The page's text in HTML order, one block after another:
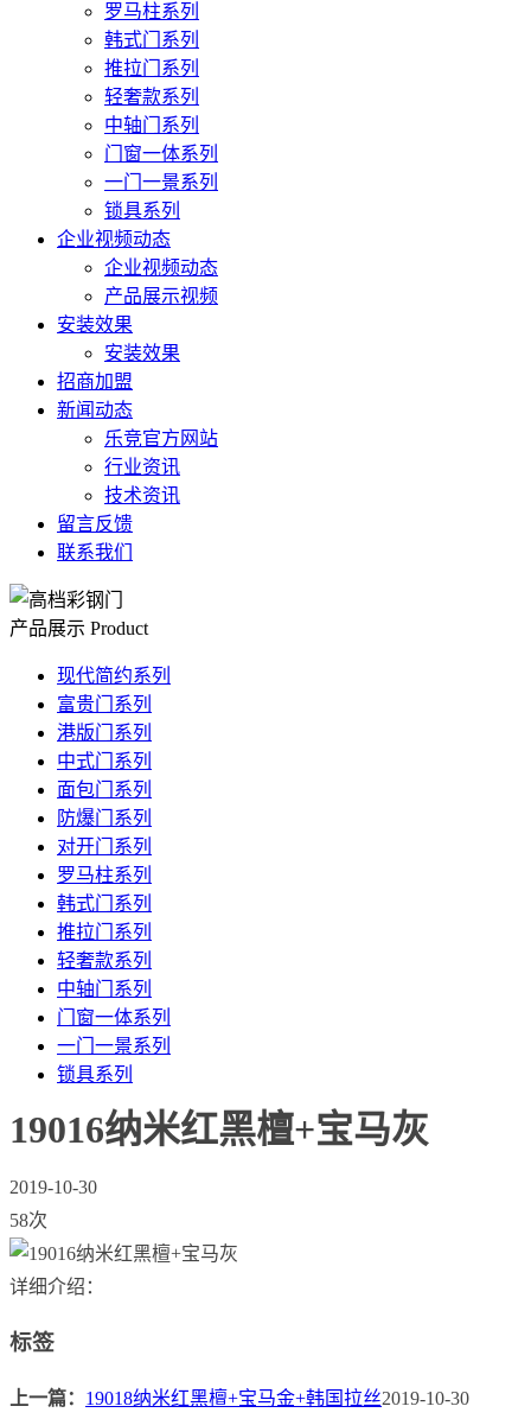
罗马柱系列
韩式门系列
推拉门系列
轻奢款系列
中轴门系列
门窗一体系列
一门一景系列
锁具系列
企业视频动态
企业视频动态
产品展示视频
安装效果
安装效果
招商加盟
新闻动态
乐竞官方网站
行业资讯
技术资讯
留言反馈
联系我们
产品展示 Product
现代简约系列
富贵门系列
港版门系列
中式门系列
面包门系列
防爆门系列
对开门系列
罗马柱系列
韩式门系列
推拉门系列
轻奢款系列
中轴门系列
门窗一体系列
一门一景系列
锁具系列
19016纳米红黑檀+宝马灰
2019-10-30
58次
详细介绍：
标签
上一篇： 19018纳米红黑檀+宝马金+韩国拉丝2019-10-30